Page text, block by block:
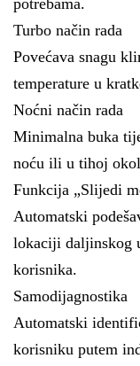
potrebama.
Turbo način rada
Povećava snagu
temperature u
Noćni način rada
Minimalna buka
noću ili u tihoj
Funkcija „Slijedi
Automatski
lokaciji daljinskog
korisnika.
Samodijagnostika
Automatski
korisniku putem